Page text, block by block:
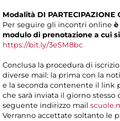
Modalità DI PARTECIPAZIONE
Per seguire gli incontri online
modulo di prenotazione a cui
https://bit.ly/3eSM8bc
Conclusa la procedura di
diverse mail: la prima con la
e la seconda contenente il link
che sarà inviata il giorno stesso
seguente indirizzo mail
Verranno accettate soltanto le